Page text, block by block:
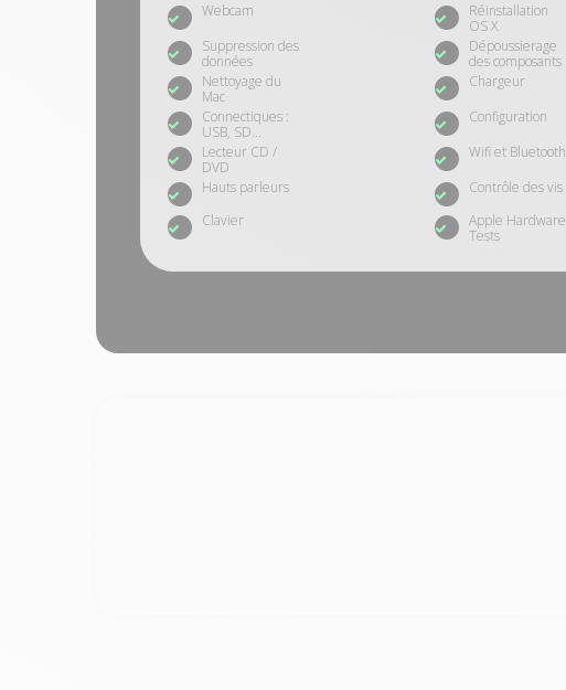
Webcam
Réinstallation
OS X
Suppression des
données
Dépoussierage
des composants
Nettoyage du
Mac
Chargeur
Connectiques :
USB, SD...
Configuration
Lecteur CD /
DVD
Wifi et Bluetooth
Hauts parleurs
Contrôle des vis
Clavier
Apple Hardware
Tests